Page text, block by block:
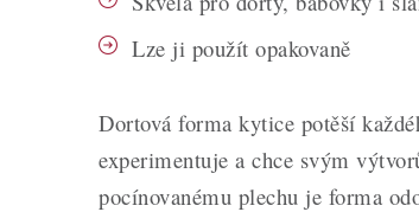
Lze ji použít opakovaně
Dortová forma kytice potěší
experimentuje a chce svým
pocínovanému plechu je forma